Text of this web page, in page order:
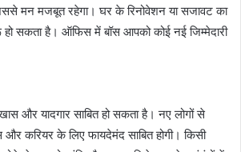
मन मजबूत रहेगा। घर के रिनोवेशन या सजावट का
सकता है। ऑफिस में बॉस आपको कोई नई जिम्मेदारी
और यादगार साबित हो सकता है। नए लोगों से
और करियर के लिए फायदेमंद साबित होगी। किसी